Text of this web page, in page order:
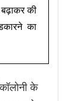
की
का
के